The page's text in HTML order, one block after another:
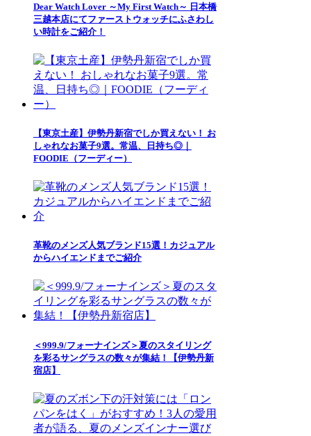
Dear Watch Lover ～My First Watch～ 日本橋
三越本店にてファーストウォッチにふさわし
い時計をご紹介！
【東京土産】伊勢丹新宿でしか買えない！ お
しゃれなお菓子9選。常温、日持ち◎｜
FOODIE（フーディー）
革靴のメンズ人気ブランド15選！カジュアル
からハイエンドまでご紹介
＜999.9/フォーナインズ＞夏のスタイリング
を彩るサングラスの数々が集結！【伊勢丹新
宿店】